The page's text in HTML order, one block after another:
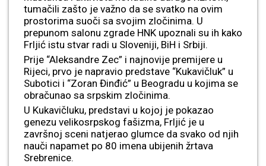
tumačili zašto je važno da se svatko na ovim
prostorima suoči sa svojim zločinima. U
prepunom salonu zgrade HNK upoznali su ih kako
Frljić istu stvar radi u Sloveniji, BiH i Srbiji.
Prije “Aleksandre Zec” i najnovije premijere u
Rijeci, prvo je napravio predstave “Kukavičluk” u
Subotici i “Zoran Đinđić” u Beogradu u kojima se
obračunao sa srpskim zločinima.
U Kukavičluku, predstavi u kojoj je pokazao
genezu velikosrpskog fašizma, Frljić je u
završnoj sceni natjerao glumce da svako od njih
nauči napamet po 80 imena ubijenih žrtava
Srebrenice.